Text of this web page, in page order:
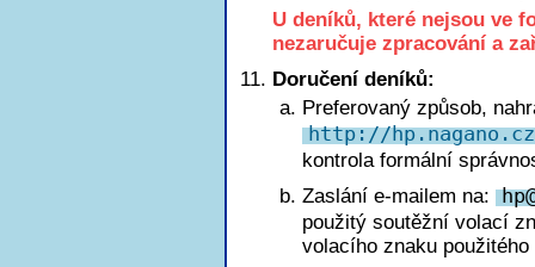
U deníků, které nejsou ve
nezaručuje zpracování a
Doručení deníků:
Preferovaný způsob,
http://
kontrola formální
Zaslání e-mailem na: h
použitý soutěžní volací
volacího znaku